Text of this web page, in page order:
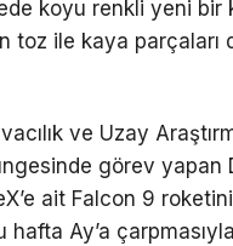
koyu renkli yeni bir
toz ile kaya parçaları
ve Uzay
görev yapan
ait Falcon 9
hafta Ay’a